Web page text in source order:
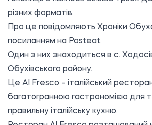
різних форматів.
Про це повідомляють Хроніки
посиланням на Posteat.
Один з них знаходиться в с.
Обухівського району.
Це Al Fresco – італійський
багатогранною гастрономією для
правильну італійську кухню.